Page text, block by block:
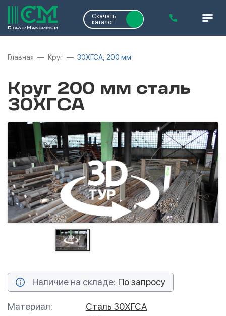
Скачать
каталог
Главная Круг 30ХГСА, 200 мм
Круг 200 мм сталь
30ХГСА
Наличие на складе: По запросу
Материал:
Сталь 30ХГСА